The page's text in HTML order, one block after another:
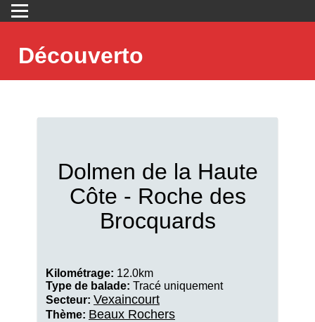
Découverto
Dolmen de la Haute
Côte - Roche des
Brocquards
Kilométrage: 12.0km
Type de balade: Tracé uniquement
Secteur: Vexaincourt
Thème: Beaux Rochers